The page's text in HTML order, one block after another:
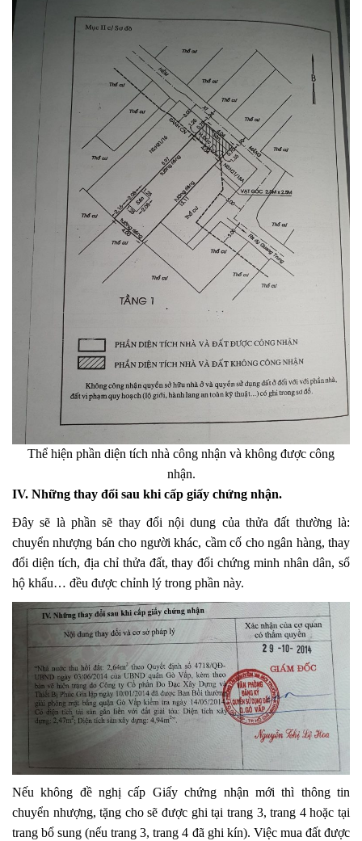
Thể hiện phần diện tích nhà công nhận và không được công
nhận.
IV. Những thay đổi sau khi cấp giấy chứng nhận.
Đây sẽ là phần sẽ thay đổi nội dung của thửa đất thường là:
chuyển nhượng bán cho người khác, cầm cố cho ngân hàng, thay
đổi diện tích, địa chỉ thửa đất, thay đổi chứng minh nhân dân, sổ
hộ khẩu… đều được chỉnh lý trong phần này.
Nếu không đề nghị cấp Giấy chứng nhận mới thì thông tin
chuyển nhượng, tặng cho sẽ được ghi tại trang 3, trang 4 hoặc tại
trang bổ sung (nếu trang 3, trang 4 đã ghi kín). Việc mua đất được